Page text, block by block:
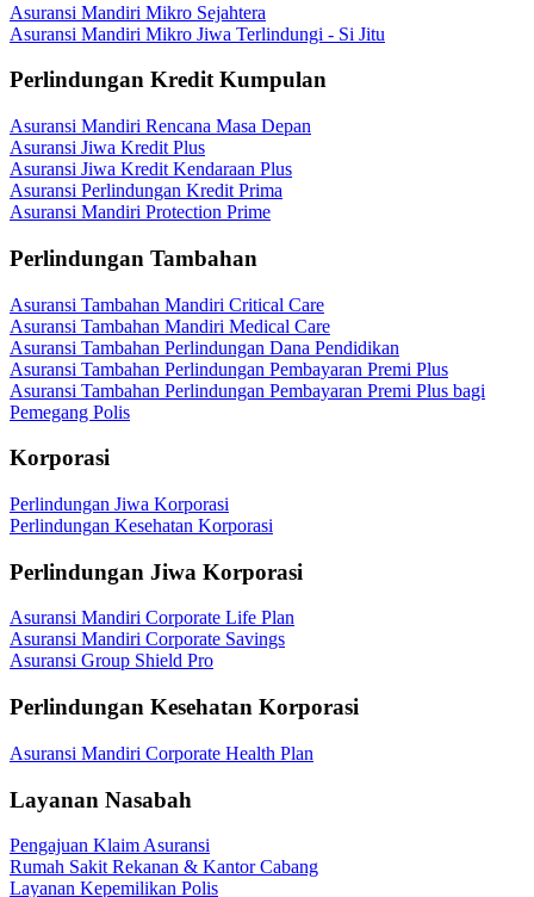
Asuransi Mandiri Mikro Sejahtera
Asuransi Mandiri Mikro Jiwa Terlindungi - Si Jitu
Perlindungan Kredit Kumpulan
Asuransi Mandiri Rencana Masa Depan
Asuransi Jiwa Kredit Plus
Asuransi Jiwa Kredit Kendaraan Plus
Asuransi Perlindungan Kredit Prima
Asuransi Mandiri Protection Prime
Perlindungan Tambahan
Asuransi Tambahan Mandiri Critical Care
Asuransi Tambahan Mandiri Medical Care
Asuransi Tambahan Perlindungan Dana Pendidikan
Asuransi Tambahan Perlindungan Pembayaran Premi Plus
Asuransi Tambahan Perlindungan Pembayaran Premi Plus bagi
Pemegang Polis
Korporasi
Perlindungan Jiwa Korporasi
Perlindungan Kesehatan Korporasi
Perlindungan Jiwa Korporasi
Asuransi Mandiri Corporate Life Plan
Asuransi Mandiri Corporate Savings
Asuransi Group Shield Pro
Perlindungan Kesehatan Korporasi
Asuransi Mandiri Corporate Health Plan
Layanan Nasabah
Pengajuan Klaim Asuransi
Rumah Sakit Rekanan & Kantor Cabang
Layanan Kepemilikan Polis